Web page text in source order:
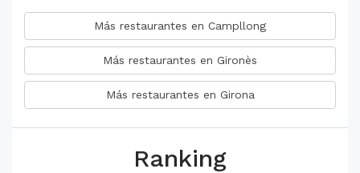
Más restaurantes en Campllong
Más restaurantes en Gironès
Más restaurantes en Girona
Ranking